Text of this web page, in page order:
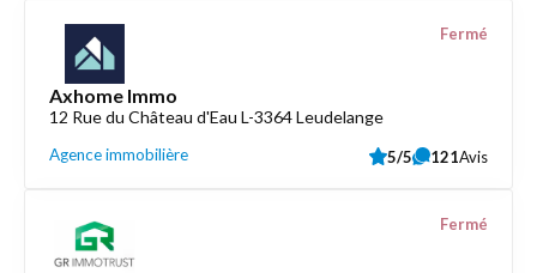
Axhome Immo
12 Rue du Château d'Eau L-3364 Leudelange
Agence immobilière
Fermé
5/5 121Avis
Fermé